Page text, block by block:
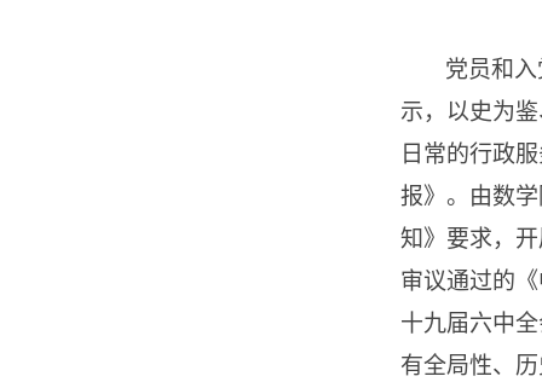
党员和
示，以史为
日常的行政
报》。由数
知》要求，
审议通过的
十九届六中
有全局性、